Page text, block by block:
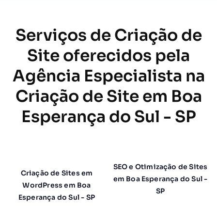
Serviços de Criação de
Site oferecidos pela
Agência Especialista na
Criação de Site em Boa
Esperança do Sul - SP
Criação de Sites em
WordPress em Boa
Esperança do Sul - SP
SEO e Otimização de Sites
em Boa Esperança do Sul -
SP